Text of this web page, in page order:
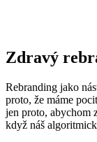
Zdravý
Rebranding jako
proto, že máme
jen proto, abychom
když náš